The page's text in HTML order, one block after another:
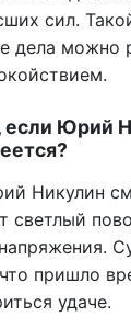
сил.
дела можно
если Юрий
Никулин
светлый
пришло
удаче.